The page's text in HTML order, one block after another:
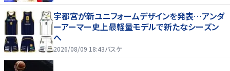
宇都宮が新ユニフォームデザインを発表…アンダ
ーアーマー史上最軽量モデルで新たなシーズン
へ
2026/08/09 18:43バスケ